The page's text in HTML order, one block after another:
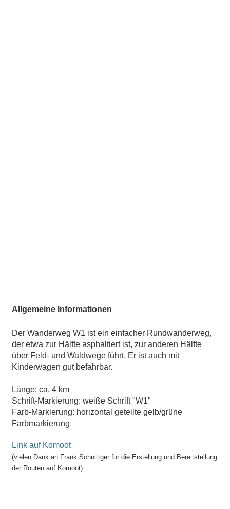
Allgemeine Informationen
Der Wanderweg W1 ist ein einfacher Rundwanderweg,
der etwa zur Hälfte asphaltiert ist, zur anderen Hälfte
über Feld- und Waldwege führt. Er ist auch mit
Kinderwagen gut befahrbar.
Länge: ca. 4 km
Schrift-Markierung: weiße Schrift "W1"
Farb-Markierung: horizontal geteilte gelb/grüne
Farbmarkierung
Link auf Komoot
(vielen Dank an Frank Schnittger für die Erstellung und Bereitstellung
der Routen auf Komoot)